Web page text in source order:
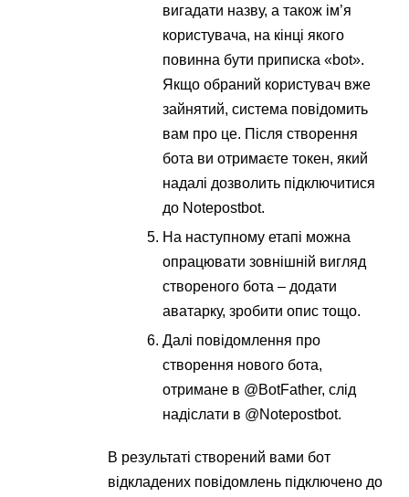
вигадати назву, а також ім’я
користувача, на кінці якого
повинна бути приписка «bot».
Якщо обраний користувач вже
зайнятий, система повідомить
вам про це. Після створення
бота ви отримаєте токен, який
надалі дозволить підключитися
до Notepostbot.
На наступному етапі можна
опрацювати зовнішній вигляд
створеного бота – додати
аватарку, зробити опис тощо.
Далі повідомлення про
створення нового бота,
отримане в @BotFather, слід
надіслати в @Notepostbot.
В результаті створений вами бот
відкладених повідомлень підключено до